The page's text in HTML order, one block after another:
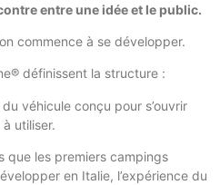
entre une idée et le public.
commence à se développer.
définissent la structure :
véhicule conçu pour s’ouvrir
utiliser.
que les premiers campings
en Italie, l’expérience du